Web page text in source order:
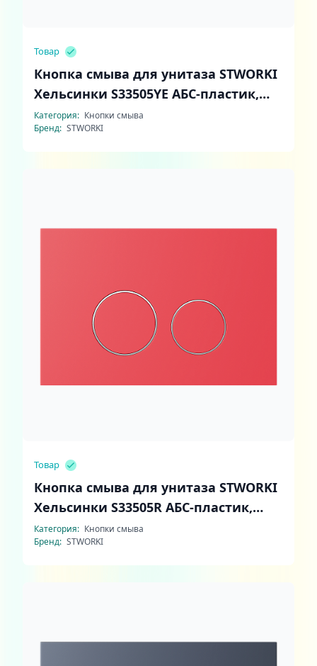
Товар
Кнопка смыва для унитаза STWORKI
Хельсинки S33505YE АБС-пластик,
цвет матовый желтый
Категория: Кнопки смыва
Бренд: STWORKI
Товар
Кнопка смыва для унитаза STWORKI
Хельсинки S33505R АБС-пластик,
цвет матовый красный
Категория: Кнопки смыва
Бренд: STWORKI